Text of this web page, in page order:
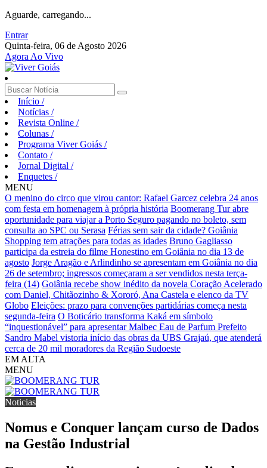
Aguarde, carregando...
Entrar
Quinta-feira, 06 de Agosto 2026
Agora Ao Vivo
Início /
Notícias /
Revista Online /
Colunas /
Programa Viver Goiás /
Contato /
Jornal Digital /
Enquetes /
MENU
O menino do circo que virou cantor: Rafael Garcez celebra 24 anos
com festa em homenagem à própria história Boomerang Tur abre
oportunidade para viajar a Porto Seguro pagando no boleto, sem
consulta ao SPC ou Serasa Férias sem sair da cidade? Goiânia
Shopping tem atrações para todas as idades Bruno Gagliasso
participa da estreia do filme Honestino em Goiânia no dia 13 de
agosto Jorge Aragão e Arlindinho se apresentam em Goiânia no dia
26 de setembro; ingressos começaram a ser vendidos nesta terça-
feira (14) Goiânia recebe show inédito da novela Coração Acelerado
com Daniel, Chitãozinho & Xororó, Ana Castela e elenco da TV
Globo Eleições: prazo para convenções partidárias começa nesta
segunda-feira O Boticário transforma Kaká em símbolo
“inquestionável” para apresentar Malbec Eau de Parfum Prefeito
Sandro Mabel vistoria início das obras da UBS Grajaú, que atenderá
cerca de 20 mil moradores da Região Sudoeste
EM ALTA
MENU
Noticias
Nomus e Conquer lançam curso de Dados
na Gestão Industrial